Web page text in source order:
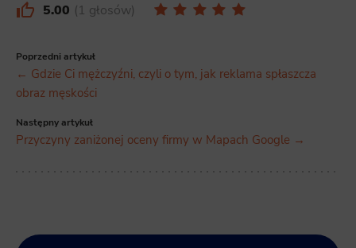
5.00 1 głosów
Poprzedni artykuł
← Gdzie Ci mężczyźni, czyli o tym, jak reklama spłaszcza
obraz męskości
Następny artykuł
Przyczyny zaniżonej oceny firmy w Mapach Google →